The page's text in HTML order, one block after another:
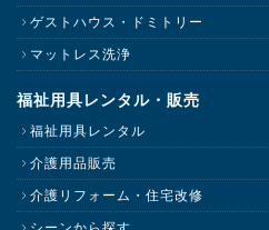
ゲストハウス・ドミトリー
マットレス洗浄
福祉用具レンタル・販売
福祉用具レンタル
介護用品販売
介護リフォーム・住宅改修